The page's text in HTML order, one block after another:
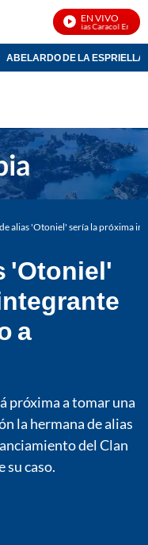
EN VIVO
Noticias Caracol En Vivo
ABELARDO DE LA ESPRIELLA
alias 'Otoniel' sería la próxima
'Otoniel'
a
próxima a tomar una
la hermana de alias
del Clan
su caso.